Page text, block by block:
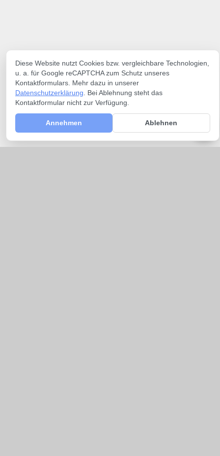
Diese Website nutzt Cookies bzw. vergleichbare Technologien,
u. a. für Google reCAPTCHA zum Schutz unseres
Kontaktformulars. Mehr dazu in unserer
Datenschutzerklärung . Bei Ablehnung steht das
Kontaktformular nicht zur Verfügung.
Annehmen Ablehnen